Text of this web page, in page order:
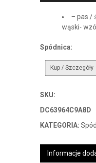
– pas /
wąski-
Spódnica:
Kup / Szczegóły
SKU:
DC63964C9A8D
KATEGORIA:
Informacje